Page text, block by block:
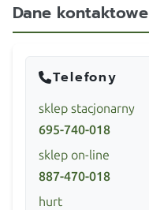
Dane kontaktowe
Telefony
sklep stacjonarny
695-740-018
sklep on-line
887-470-018
hurt